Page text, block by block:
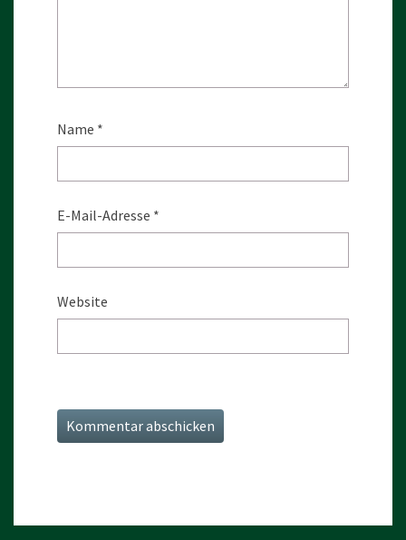
Name *
E-Mail-Adresse *
Website